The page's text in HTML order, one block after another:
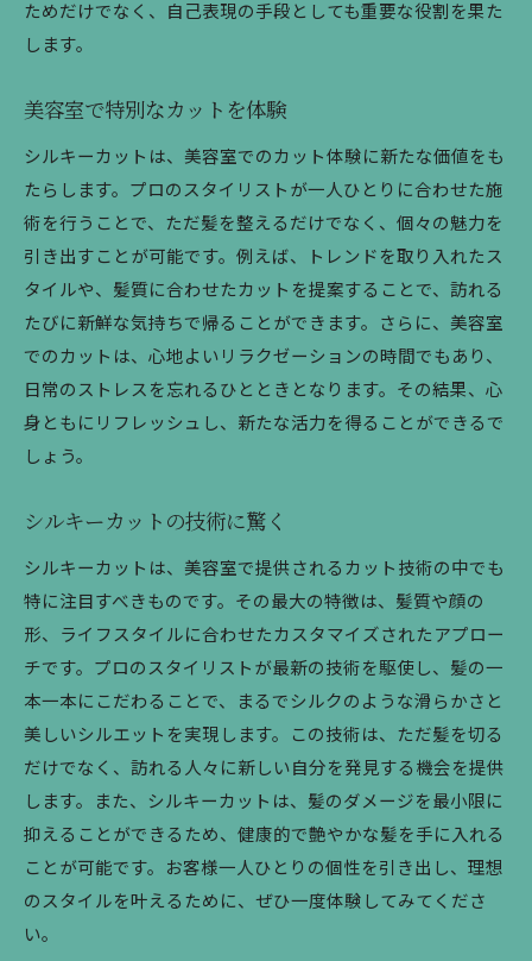
ためだけでなく、自己表現の手段としても重要な役割を果た
します。
美容室で特別なカットを体験
シルキーカットは、美容室でのカット体験に新たな価値をも
たらします。プロのスタイリストが一人ひとりに合わせた施
術を行うことで、ただ髪を整えるだけでなく、個々の魅力を
引き出すことが可能です。例えば、トレンドを取り入れたス
タイルや、髪質に合わせたカットを提案することで、訪れる
たびに新鮮な気持ちで帰ることができます。さらに、美容室
でのカットは、心地よいリラクゼーションの時間でもあり、
日常のストレスを忘れるひとときとなります。その結果、心
身ともにリフレッシュし、新たな活力を得ることができるで
しょう。
シルキーカットの技術に驚く
シルキーカットは、美容室で提供されるカット技術の中でも
特に注目すべきものです。その最大の特徴は、髪質や顔の
形、ライフスタイルに合わせたカスタマイズされたアプロー
チです。プロのスタイリストが最新の技術を駆使し、髪の一
本一本にこだわることで、まるでシルクのような滑らかさと
美しいシルエットを実現します。この技術は、ただ髪を切る
だけでなく、訪れる人々に新しい自分を発見する機会を提供
します。また、シルキーカットは、髪のダメージを最小限に
抑えることができるため、健康的で艶やかな髪を手に入れる
ことが可能です。お客様一人ひとりの個性を引き出し、理想
のスタイルを叶えるために、ぜひ一度体験してみてくださ
い。